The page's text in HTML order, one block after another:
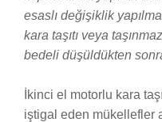
esaslı değişiklik
kara taşıtı veya
bedeli düşüldükten
İkinci el motorlu kara
iştigal eden mükellefler